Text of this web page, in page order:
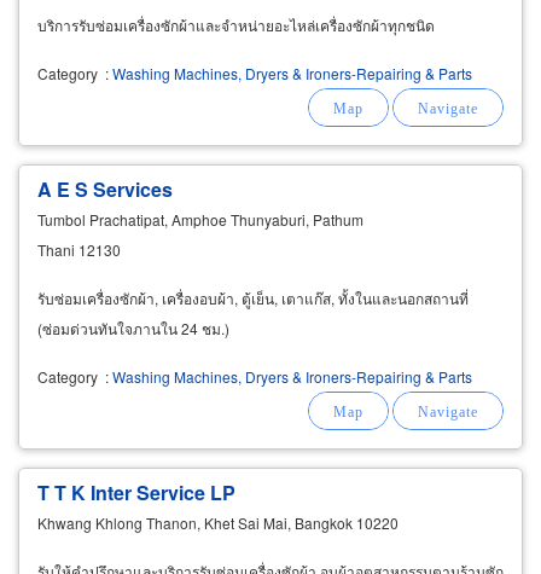
บริการรับซ่อมเครื่องซักผ้าและจำหน่ายอะไหล่เครื่องซักผ้าทุกชนิด
Category :Washing Machines, Dryers & Ironers-Repairing & Parts
A E S Services
Tumbol Prachatipat, Amphoe Thunyaburi, Pathum
Thani 12130
รับซ่อมเครื่องซักผ้า, เครื่องอบผ้า, ตู้เย็น, เตาแก๊ส, ทั้งในและนอกสถานที่
(ซ่อมด่วนทันใจภานใน 24 ชม.)
Category :Washing Machines, Dryers & Ironers-Repairing & Parts
T T K Inter Service LP
Khwang Khlong Thanon, Khet Sai Mai, Bangkok 10220